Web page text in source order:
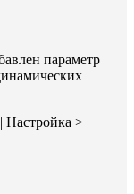
параметр
Настройка >